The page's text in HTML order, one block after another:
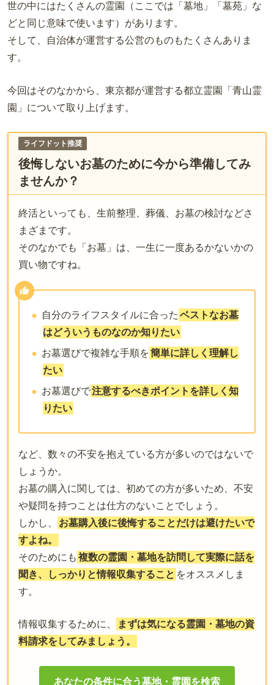
世の中にはたくさんの霊園（ここでは「墓地」「墓苑」な
どと同じ意味で使います）があります。
そして、自治体が運営する公営のものもたくさんありま
す。
今回はそのなかから、東京都が運営する都立霊園「青山霊
園」について取り上げます。
ライフドット推奨
後悔しないお墓のために今から準備してみ
ませんか？
終活といっても、生前整理、葬儀、お墓の検討などさ
まざまです。
そのなかでも「お墓」は、一生に一度あるかないかの
買い物ですね。
自分のライフスタイルに合った ベストなお墓
はどういうものなのか知りたい
お墓選びで複雑な手順を簡単に詳しく理解し
たい
お墓選びで注意するべきポイントを詳しく知
りたい
など、数々の不安を抱えている方が多いのではないで
しょうか。
お墓の購入に関しては、初めての方が多いため、不安
や疑問を持つことは仕方のないことでしょう。
しかし、
お墓購入後に後悔することだけは避けたいで
すよね。
そのためにも 複数の霊園・墓地を訪問して実際に話を
聞き、しっかりと情報収集すること をオススメしま
す。
情報収集するために、
まずは気になる霊園・墓地の資
料請求をしてみましょう。
あなたの条件に合う墓地・霊園を検索